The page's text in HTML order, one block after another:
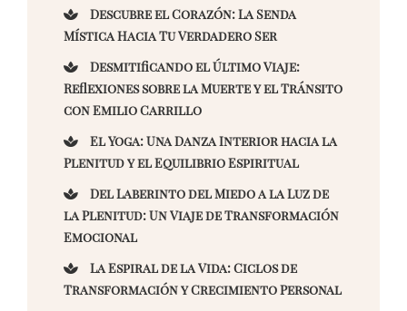
Descubre el Corazón: La Senda
Mística Hacia Tu Verdadero Ser
Desmitificando el Último Viaje:
Reflexiones sobre la Muerte y el Tránsito
con Emilio Carrillo
El Yoga: Una Danza Interior hacia la
Plenitud y el Equilibrio Espiritual
Del Laberinto del Miedo a la Luz de
la Plenitud: Un Viaje de Transformación
Emocional
La Espiral de la Vida: Ciclos de
Transformación y Crecimiento Personal